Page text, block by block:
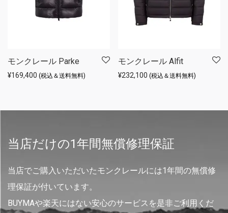
モンクレール Parke
¥169,400 (税込＆送料無料)
モンクレール Alfit
¥232,100 (税込＆送料無料)
当店だけの1年間無償修理保証
当店でご購入いただいたモンクレールには1年間の無償修
理保証が付いています。
BUYMAや楽天にはない安心のサービスを是非ご利用くだ